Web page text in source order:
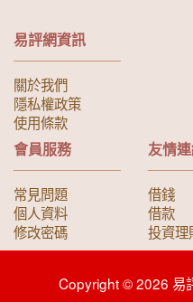
易評網資訊
關於我們
隱私權政策
使用條款
會員服務
常見問題
個人資料
修改密碼
友情
借錢
借款
投資理
Copyright © 2026 易